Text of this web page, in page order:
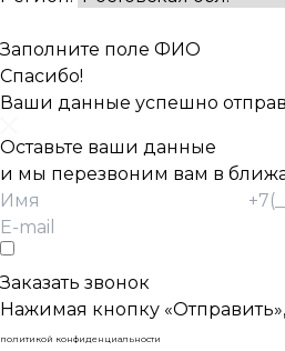
Заполните поле ФИО
Спасибо!
Ваши данные успешно
Оставьте ваши данные
и мы перезвоним вам в
Заказать звонок
Нажимая кнопку
политикой конфиденциальности